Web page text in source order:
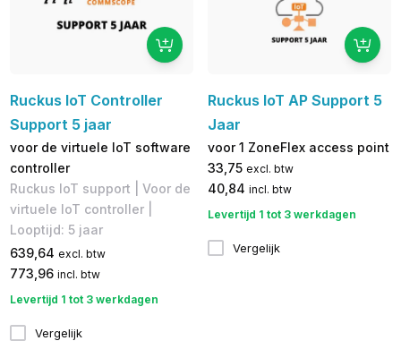
Ruckus IoT Controller
Support 5 jaar
voor de virtuele IoT software
controller
Ruckus IoT support | Voor de
virtuele IoT controller |
Looptijd: 5 jaar
639,64 excl. btw
773,96 incl. btw
Levertijd 1 tot 3 werkdagen
Vergelijk
Ruckus IoT AP Support 5
Jaar
voor 1 ZoneFlex access point
33,75 excl. btw
40,84 incl. btw
Levertijd 1 tot 3 werkdagen
Vergelijk